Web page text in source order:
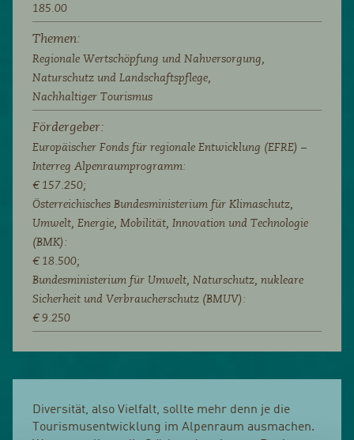
185.00
Themen:
Regionale Wertschöpfung und Nahversorgung,
Naturschutz und Landschaftspflege,
Nachhaltiger Tourismus
Fördergeber:
Europäischer Fonds für regionale Entwicklung (EFRE) –
Interreg Alpenraumprogramm:
€ 157.250;
Österreichisches Bundesministerium für Klimaschutz,
Umwelt, Energie, Mobilität, Innovation und Technologie
(BMK):
€ 18.500;
Bundesministerium für Umwelt, Naturschutz, nukleare
Sicherheit und Verbraucherschutz (BMUV):
€ 9.250
Diversität, also Vielfalt, sollte mehr denn je die
Tourismusentwicklung im Alpenraum ausmachen.